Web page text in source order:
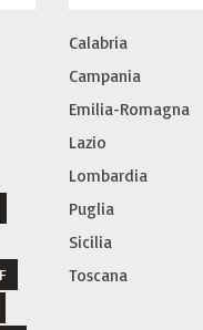
Calabria
Campania
Emilia-Romagna
Lazio
Lombardia
Puglia
Sicilia
Toscana